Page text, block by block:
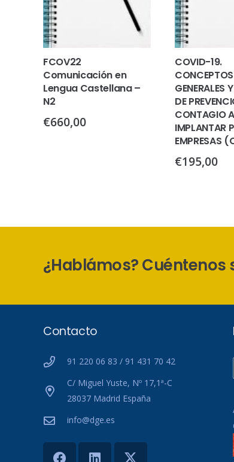
FCOV22
Comunicación en
Lengua Castellana –
N2
€660,00
COVID-19.
CONCEPTOS
GENERALES
DE
CONTAGIO A
IMPLANTAR
EMPRESAS
€195,00
¿Hablámos? Cuéntenos
Contacto
91 220 06 83 / 91 431 70 42
C/ Miguel Yuste, Nº 17,1ª-C
28037 Madrid España
info@dge.es